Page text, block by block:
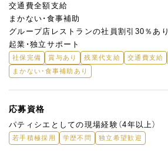
交通費全額支給
まかない・食事補助
グループ店レストランの社員割引30％あり
起業・独立サポート
社保完備 賞与あり 残業代支給 交通費支給
まかない・食事補助あり
応募資格
パティシエとしての現場経験（4年以上）
若手積極採用 学歴不問 独立希望歓迎